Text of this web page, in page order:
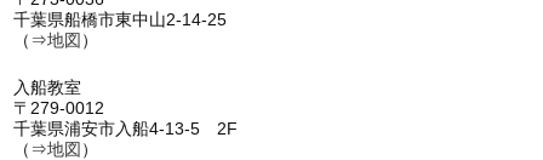
千葉県船橋市東中山2-14-25
（⇒地図 ）
入船教室
〒279-0012
千葉県浦安市入船4-13-5 2F
（⇒地図 ）